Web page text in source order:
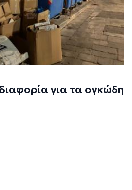
για τα ογκώδη